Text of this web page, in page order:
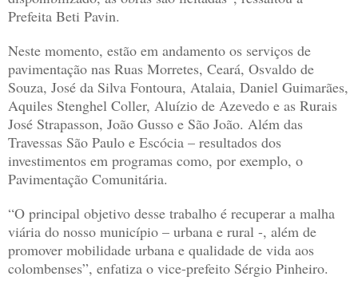
Prefeita Beti Pavin.
Neste momento, estão em andamento os serviços de
pavimentação nas Ruas Morretes, Ceará, Osvaldo de
Souza, José da Silva Fontoura, Atalaia, Daniel Guimarães,
Aquiles Stenghel Coller, Aluízio de Azevedo e as Rurais
José Strapasson, João Gusso e São João. Além das
Travessas São Paulo e Escócia – resultados dos
investimentos em programas como, por exemplo, o
Pavimentação Comunitária.
“O principal objetivo desse trabalho é recuperar a malha
viária do nosso município – urbana e rural -, além de
promover mobilidade urbana e qualidade de vida aos
colombenses”, enfatiza o vice-prefeito Sérgio Pinheiro.